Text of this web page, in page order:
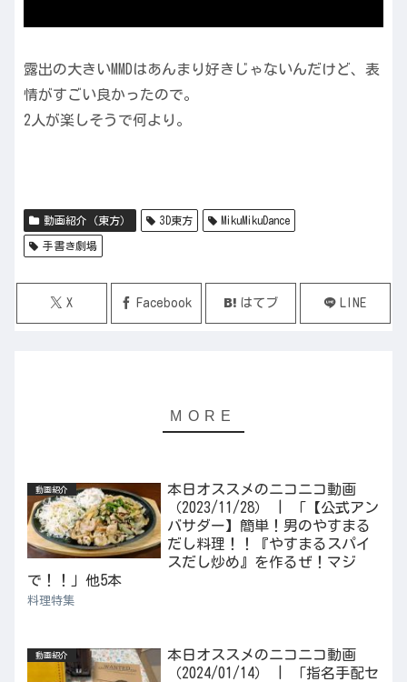
露出の大きいMMDはあんまり好きじゃないんだけど、表
情がすごい良かったので。
2人が楽しそうで何より。
動画紹介（東方） 3D東方 MikuMikuDance
手書き劇場
X Facebook はてブ LINE
動画紹介
本日オススメのニコニコ動画
（2023/11/28） | 「【公式アン
バサダー】簡単！男のやすまる
だし料理！！『やすまるスパイ
スだし炒め』を作るぜ！マジ
で！！」他5本
料理特集
動画紹介
本日オススメのニコニコ動画
（2024/01/14） | 「指名手配セ